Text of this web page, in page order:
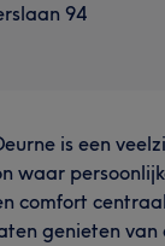
94
is een
waar
comfort
genieten van